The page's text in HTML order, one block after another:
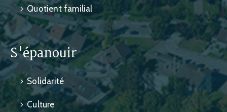
Quotient familial
S'épanouir
Solidarité
Culture